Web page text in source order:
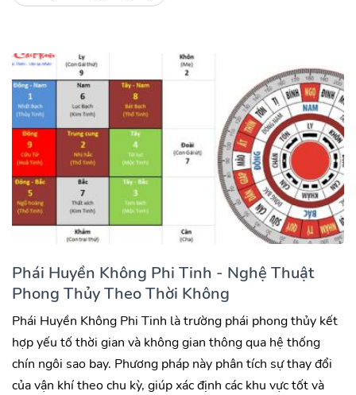
Phái Huyền Không Phi Tinh - Nghệ Thuật
Phong Thủy Theo Thời Không
Phái Huyền Không Phi Tinh là trường phái phong thủy kết
hợp yếu tố thời gian và không gian thông qua hệ thống
chín ngôi sao bay. Phương pháp này phân tích sự thay đổi
của vận khí theo chu kỳ, giúp xác định các khu vực tốt và